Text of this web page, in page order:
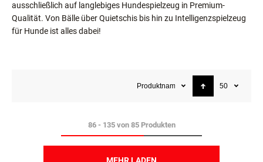
ausschließlich auf langlebiges Hundespielzeug in Premium-
Qualität. Von Bälle über Quietschis bis hin zu Intelligenzspielzeug
für Hunde ist alles dabei!
Produktname 50
86- 135von 85Produkten